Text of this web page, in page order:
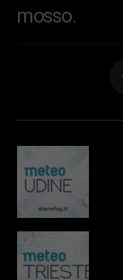
mosso.